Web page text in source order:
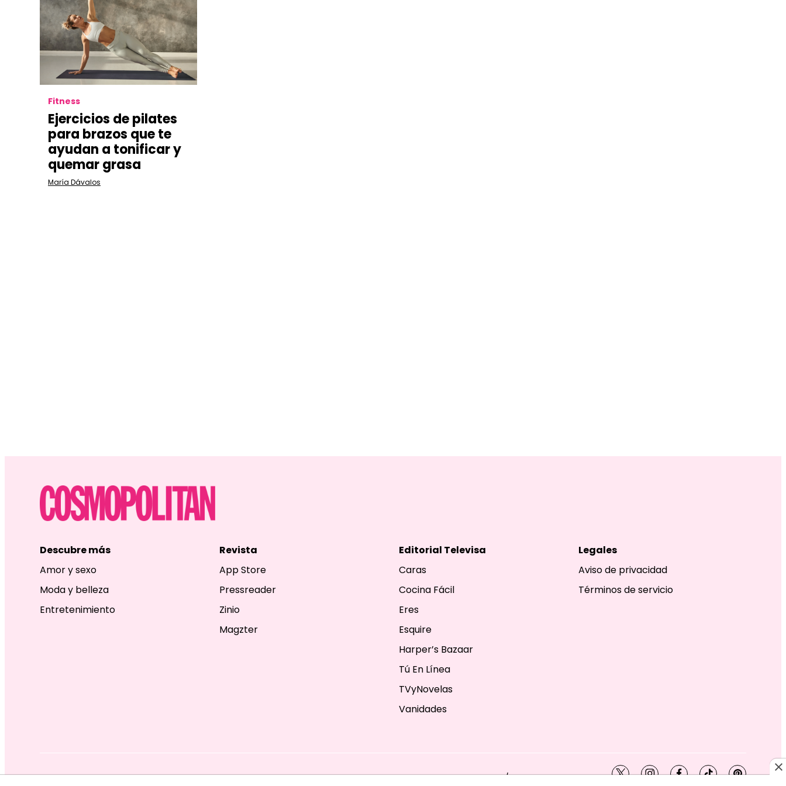
Fitness
Ejercicios de pilates
para brazos que te
ayudan a tonificar y
quemar grasa
María Dávalos
Descubre más
Amor y sexo
Moda y belleza
Entretenimiento
Revista
App Store
Pressreader
Zinio
Magzter
Editorial Televisa
Caras
Cocina Fácil
Eres
Esquire
Harper’s Bazaar
Tú En Línea
TVyNovelas
Vanidades
Legales
Aviso de privacidad
Términos de servicio
EDITORIAL TELEVISA S.A. DE C.V. TODOS LOS DERECHOS RESERVADOS. TBG - EDITORIAL TELEVISA - LIFESTYLES - BEAUTY / FASHION twitterinstagramfacebook
tiktokpinterest